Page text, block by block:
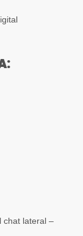
chat lateral –